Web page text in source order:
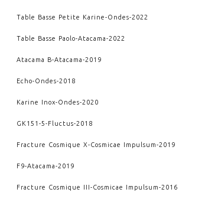
Table Basse Petite Karine-Ondes-2022
Table Basse Paolo-Atacama-2022
Atacama B-Atacama-2019
Echo-Ondes-2018
Karine Inox-Ondes-2020
GK151-5- Fluctus-2018
Fracture Cosmique X-Cosmicae Impulsum-2019
F9-Atacama-2019
Fracture Cosmique III -Cosmicae Impulsum-2016